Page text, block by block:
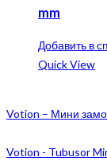
mm
Добавить в
Quick View
Votion – Мини
Votion - Tubusor